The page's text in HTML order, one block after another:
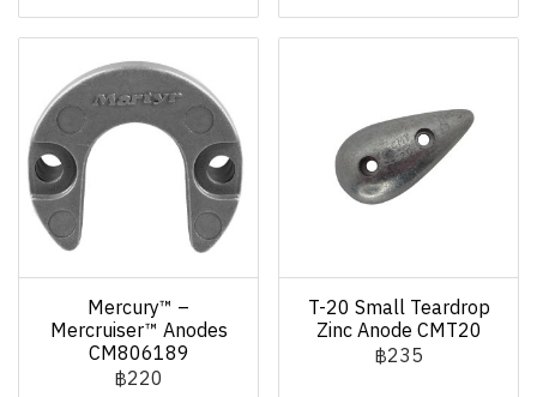
Mercury™ –
Mercruiser™ Anodes
CM806189
฿220
T-20 Small Teardrop
Zinc Anode CMT20
฿235